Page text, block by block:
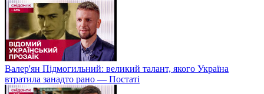
Валер'ян Підмогильний: великий талант, якого Україна
втратила занадто рано — Постаті